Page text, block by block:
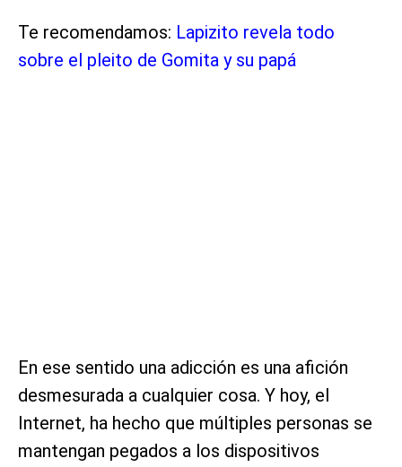
Te recomendamos: Lapizito revela todo
sobre el pleito de Gomita y su papá
En ese sentido una adicción es una afición
desmesurada a cualquier cosa. Y hoy, el
Internet, ha hecho que múltiples personas se
mantengan pegados a los dispositivos